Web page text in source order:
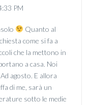
PM
Quanto al
come si fa a
che la mettono in
a casa. Noi
agosto. E allora
di me, sarà un
sotto le medie